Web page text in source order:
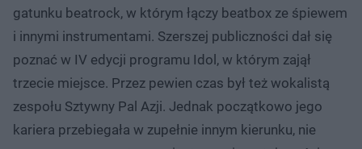
gatunku beatrock, w którym łączy beatbox ze śpiewem
i innymi instrumentami. Szerszej publiczności dał się
poznać w IV edycji programu Idol, w którym zajął
trzecie miejsce. Przez pewien czas był też wokalistą
zespołu Sztywny Pal Azji. Jednak początkowo jego
kariera przebiegała w zupełnie innym kierunku, nie